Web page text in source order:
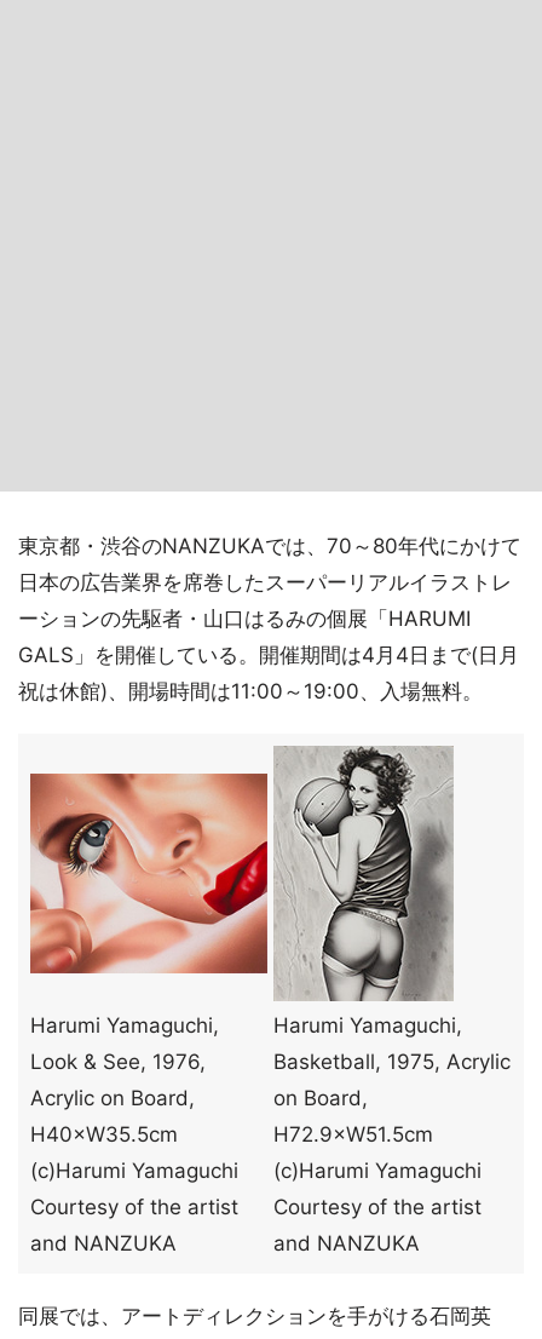
東京都・渋谷のNANZUKAでは、70～80年代にかけて
日本の広告業界を席巻したスーパーリアルイラストレ
ーションの先駆者・山口はるみの個展「HARUMI
GALS」を開催している。開催期間は4月4日まで(日月
祝は休館)、開場時間は11:00～19:00、入場無料。
Harumi Yamaguchi,
Look & See, 1976,
Acrylic on Board,
H40×W35.5cm
(c)Harumi Yamaguchi
Courtesy of the artist
and NANZUKA
Harumi Yamaguchi,
Basketball, 1975, Acrylic
on Board,
H72.9×W51.5cm
(c)Harumi Yamaguchi
Courtesy of the artist
and NANZUKA
同展では、アートディレクションを手がける石岡英